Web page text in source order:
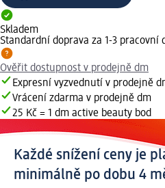
Skladem
Standardní doprava za 1-3 pracovní
Ověřit dostupnost v prodejně dm
Expresní vyzvednutí v prodejně
Vrácení zdarma v prodejně dm
25 Kč = 1 dm active beauty bod
Každé snížení ceny je
minimálně po dobu 4